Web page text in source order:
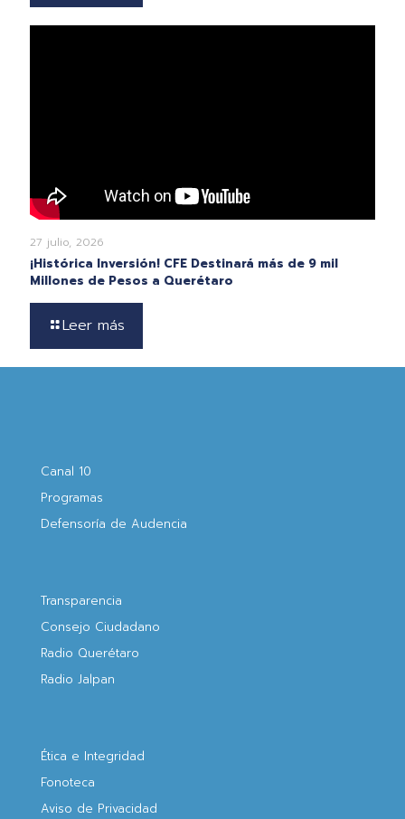
27 julio, 2026
¡Histórica Inversión! CFE Destinará más de 9 mil
Millones de Pesos a Querétaro
Leer más
Canal 10
Programas
Defensoría de Audencia
Transparencia
Consejo Ciudadano
Radio Querétaro
Radio Jalpan
Ética e Integridad
Fonoteca
Aviso de Privacidad